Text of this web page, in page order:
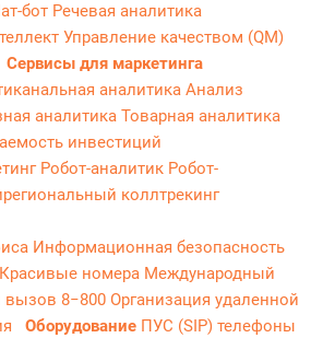
бот Речевая аналитика
Управление качеством (QM)
Сервисы для маркетинга
аналитика Анализ
аналитика Товарная аналитика
инвестиций
Робот-аналитик Робот-
коллтрекинг
Информационная безопасность
Красивые номера Международный
вызов 8−800 Организация удаленной
Оборудование ПУС (SIP) телефоны